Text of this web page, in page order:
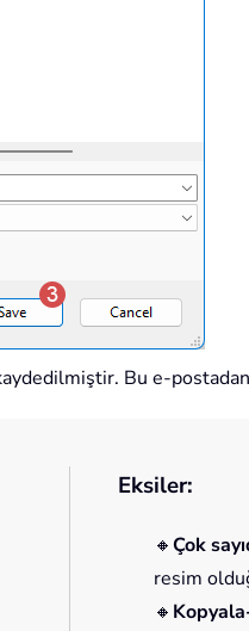
Bu e-
Eksiler:
🔸Çok
resim
🔸